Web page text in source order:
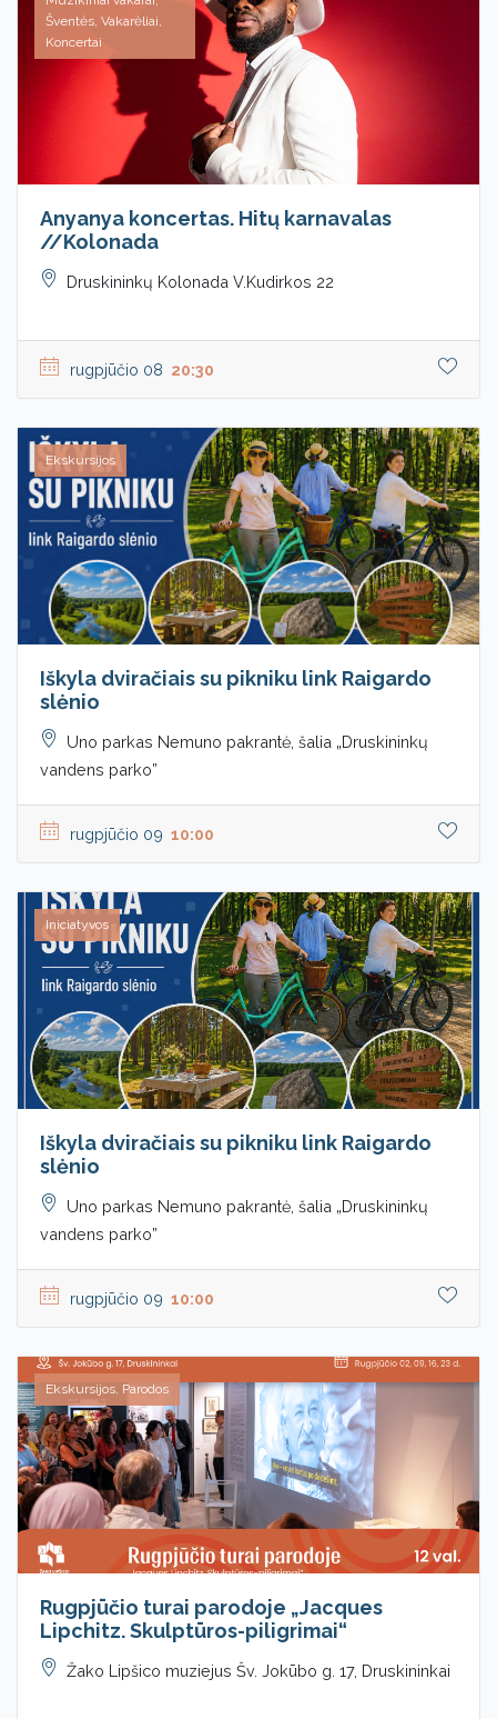
Šventės, Vakarėliai,
Koncertai
Anyanya koncertas. Hitų karnavalas
//Kolonada
Druskininkų Kolonada V.Kudirkos 22
rugpjūčio 08 20:30
Ekskursijos
Iškyla dviračiais su pikniku link Raigardo
slėnio
Uno parkas Nemuno pakrantė, šalia „Druskininkų
vandens parko”
rugpjūčio 09 10:00
Iniciatyvos
Iškyla dviračiais su pikniku link Raigardo
slėnio
Uno parkas Nemuno pakrantė, šalia „Druskininkų
vandens parko”
rugpjūčio 09 10:00
Ekskursijos, Parodos
Rugpjūčio turai parodoje „Jacques
Lipchitz. Skulptūros-piligrimai“
Žako Lipšico muziejus Šv. Jokūbo g. 17, Druskininkai